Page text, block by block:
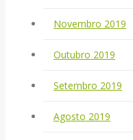
Novembro 2019
Outubro 2019
Setembro 2019
Agosto 2019